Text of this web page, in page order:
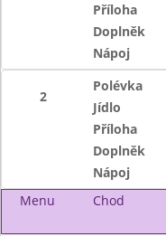
Příloha
Doplněk
Nápoj
2
Polévka
Jídlo
Příloha
Doplněk
Nápoj
Menu
Chod